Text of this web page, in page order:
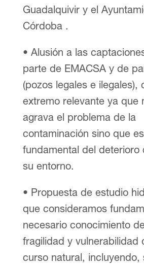
Guadalquivir y el
Córdoba .
• Alusión a las
parte de EMACSA y de
(pozos legales e ilegales),
extremo relevante ya que
agrava el problema de la
contaminación sino que
fundamental del deterioro
su entorno.
• Propuesta de estudio
que consideramos
necesario conocimiento
fragilidad y vulnerabilidad
curso natural, incluyendo,